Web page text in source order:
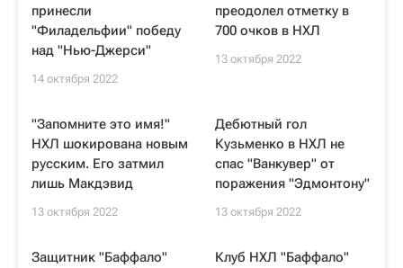
принесли
"Филадельфии" победу
над "Нью-Джерси"
14 октября 2022
преодолел отметку в
700 очков в НХЛ
13 октября 2022
"Запомните это имя!"
НХЛ шокирована новым
русским. Его затмил
лишь Макдэвид
13 октября 2022
Дебютный гол
Кузьменко в НХЛ не
спас "Ванкувер" от
поражения "Эдмонтону"
13 октября 2022
Защитник "Баффало"
Клуб НХЛ "Баффало"